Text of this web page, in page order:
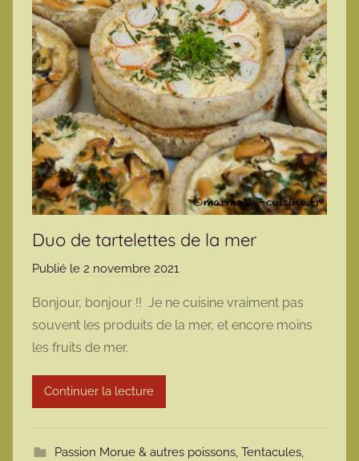
Duo de tartelettes de la mer
Publié le 2 novembre 2021
m
t
Bonjour, bonjour !! Je ne cuisine vraiment pas
souvent les produits de la mer, et encore moins
les fruits de mer.
Continuer la lecture
Passion Morue & autres poissons, Tentacules,